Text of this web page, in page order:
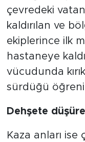
çevredeki
kaldırılan ve
ekiplerince ilk
hastaneye
vücudunda
sürdüğü
Dehşete
Kaza anları